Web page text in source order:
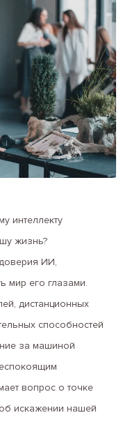
интеллекту
жизнь?
ИИ,
мир его глазами.
дистанционных
способностей
за машиной
вопрос о точке
искажении нашей